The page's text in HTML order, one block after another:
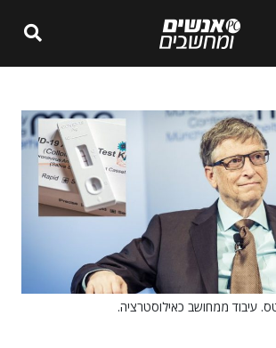
עיבוד ממחושב כאילוסטרציה.